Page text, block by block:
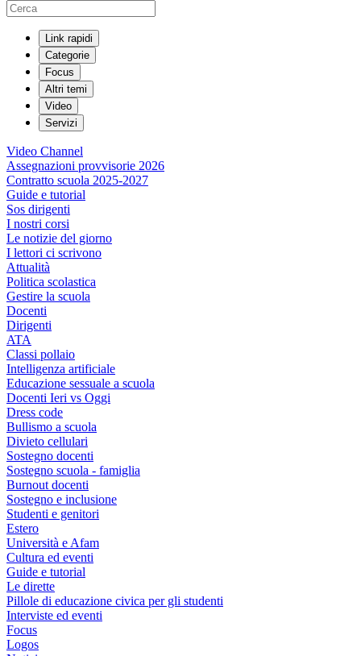
Link rapidi
Categorie
Focus
Altri temi
Video
Servizi
Video Channel
Assegnazioni provvisorie 2026
Contratto scuola 2025-2027
Guide e tutorial
Sos dirigenti
I nostri corsi
Le notizie del giorno
I lettori ci scrivono
Attualità
Politica scolastica
Gestire la scuola
Docenti
Dirigenti
ATA
Classi pollaio
Intelligenza artificiale
Educazione sessuale a scuola
Docenti Ieri vs Oggi
Dress code
Bullismo a scuola
Divieto cellulari
Sostegno docenti
Sostegno scuola - famiglia
Burnout docenti
Sostegno e inclusione
Studenti e genitori
Estero
Università e Afam
Cultura ed eventi
Guide e tutorial
Le dirette
Pillole di educazione civica per gli studenti
Interviste ed eventi
Focus
Logos